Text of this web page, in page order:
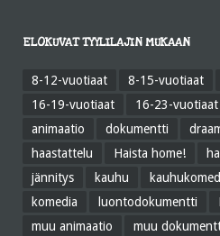
ELOKUVAT TYYLILAJIN MUKAAN
8-12-vuotiaat 8-15-vuotiaat
16-19-vuotiaat
16-23-vuotiaat
animaatio
dokumentti
haastattelu
Haista home!
jännitys
kauhu
komedia
luontodokumentti
muu animaatio
muu